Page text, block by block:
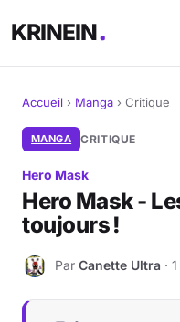
KRINEIN
Cinéma
Séries
Manga
BD
Livres
Accueil › Manga › Critique
MANGA CRITIQUE
Hero Mask
Hero Mask -
toujours !
C Par Canette Ultra ·